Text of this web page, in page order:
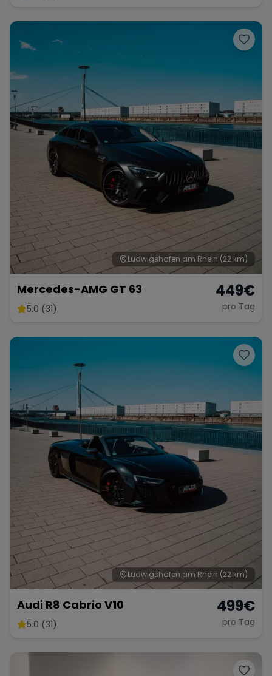
Ludwigshafen am Rhein (22 km)
Mercedes-AMG GT 63
5.0 (31)
449€
pro Tag
Ludwigshafen am Rhein (22 km)
Audi R8 Cabrio V10
5.0 (31)
499€
pro Tag